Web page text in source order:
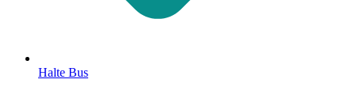
Halte Bus